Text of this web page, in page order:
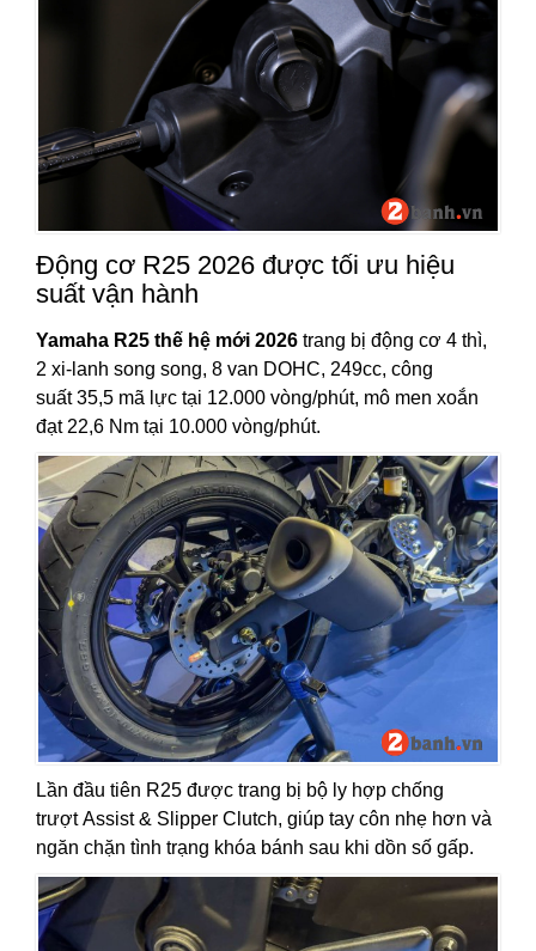
Động cơ R25 2026 được tối ưu hiệu
suất vận hành
Yamaha R25 thế hệ mới 2026 trang bị động cơ 4 thì,
2 xi-lanh song song, 8 van DOHC, 249cc, công
suất 35,5 mã lực tại 12.000 vòng/phút, mô men xoắn
đạt 22,6 Nm tại 10.000 vòng/phút.
Lần đầu tiên R25 được trang bị bộ ly hợp chống
trượt Assist & Slipper Clutch, giúp tay côn nhẹ hơn và
ngăn chặn tình trạng khóa bánh sau khi dồn số gấp.